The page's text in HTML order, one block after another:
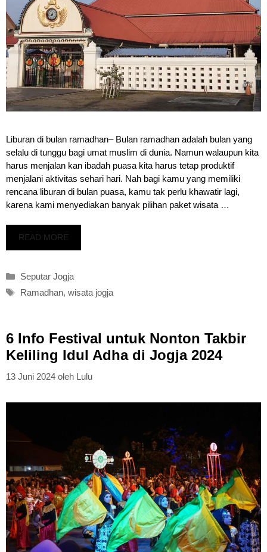
Liburan di bulan ramadhan– Bulan ramadhan adalah bulan yang
selalu di tunggu bagi umat muslim di dunia. Namun walaupun kita
harus menjalan kan ibadah puasa kita harus tetap produktif
menjalani aktivitas sehari hari. Nah bagi kamu yang memiliki
rencana liburan di bulan puasa, kamu tak perlu khawatir lagi,
karena kami menyediakan banyak pilihan paket wisata …
READ MORE
Kategori
Seputar Jogja
Tag
Ramadhan, wisata jogja
6 Info Festival untuk Nonton Takbir
Keliling Idul Adha di Jogja 2024
13 Juni 2024 oleh Lulu